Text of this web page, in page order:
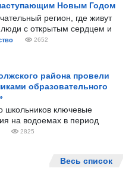
Новым Годом
регион, где живут
с открытым сердцем и
2652
района провели
образовательного
школьников ключевые
на водоемах в период
2825
Весь список